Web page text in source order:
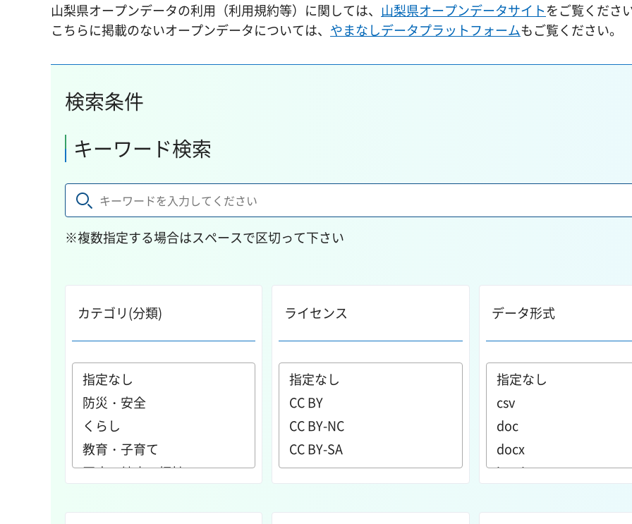
山梨県オープンデータの利用（利用規約等）に関しては、 山梨県オープンデータサイトをご覧くださ
こちらに掲載のないオープンデータについては、 やまなしデータプラットフォームもご覧ください。
検索条件
キーワード検索
※複数指定する場合はスペースで区切って下さい
カテゴリ(分類) ライセンス データ形式